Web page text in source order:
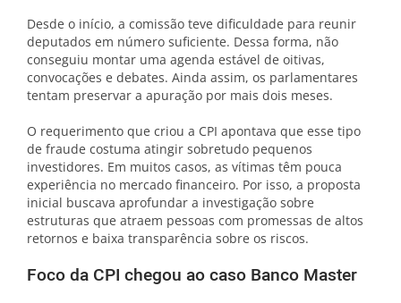
Desde o início, a comissão teve dificuldade para reunir
deputados em número suficiente. Dessa forma, não
conseguiu montar uma agenda estável de oitivas,
convocações e debates. Ainda assim, os parlamentares
tentam preservar a apuração por mais dois meses.
O requerimento que criou a CPI apontava que esse tipo
de fraude costuma atingir sobretudo pequenos
investidores. Em muitos casos, as vítimas têm pouca
experiência no mercado financeiro. Por isso, a proposta
inicial buscava aprofundar a investigação sobre
estruturas que atraem pessoas com promessas de altos
retornos e baixa transparência sobre os riscos.
Foco da CPI chegou ao caso Banco Master